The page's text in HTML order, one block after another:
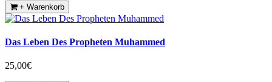
+ Warenkorb
Das Leben Des Propheten Muhammed
25,00€